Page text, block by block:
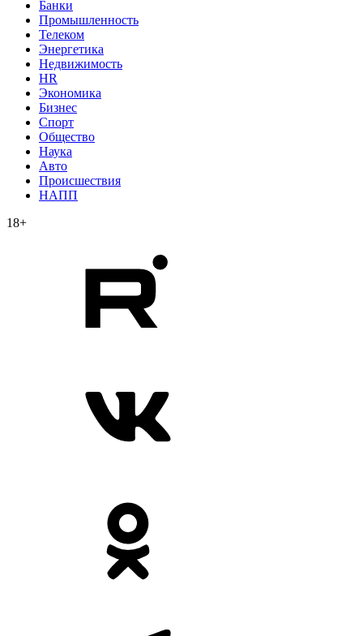
Банки
Промышленность
Телеком
Энергетика
Недвижимость
HR
Экономика
Бизнес
Спорт
Общество
Наука
Авто
Происшествия
НАПП
18+